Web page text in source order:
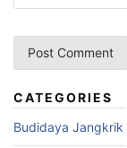
CATEGORIES
Budidaya Jangkrik